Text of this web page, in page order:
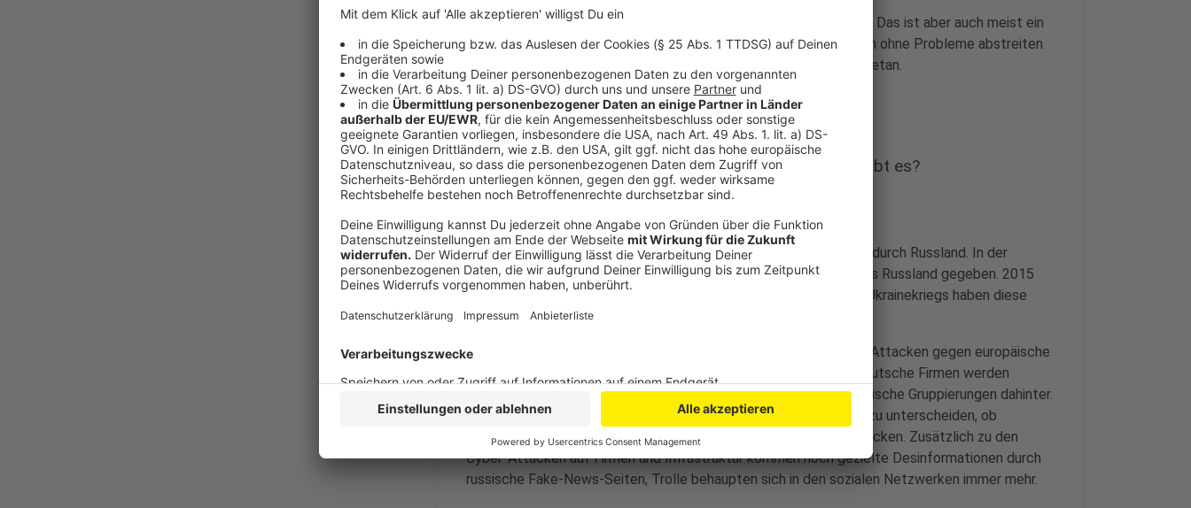
Aber: Noch gibt es keinerlei Belege für eine russische Beteiligung. Das ist aber auch meist ein
zentraler Bestandteil hybrider Kriegsführung - das man sie nämlich ohne Probleme abstreiten
kann. Das hat Russland ja im Fall der Pipeline-Anschläge bereits getan.
Anzeige
Welche weiteren Beispiele für hybride Kriegsführung gibt es?
Anzeige
Jüngstes Beispiel ist natürlich die Drosselung der Gasversorgung durch Russland. In der
Vergangenheit hat es aber auch immer wieder Cyber-Attacken aus Russland gegeben. 2015
gab es die größte auf den Server im Bundestag. Seit Beginn des Ukrainekriegs haben diese
Attacken im Netz deutlich zugenommen.
Allein seit April 2022 hat es laut "Handelsblatt" mindestens zehn Attacken gegen europäische
Energieunternehmen gegeben, darunter sechs deutsche. Auch deutsche Firmen werden
zunehmend attackiert. Fast immer stecken russische oder chinesische Gruppierungen dahinter.
Und die Sicherheitsbehörden haben zunehmend Schwierigkeiten, zu unterscheiden, ob
kriminelle Banden oder staatlich gesteuerte Gruppen dahinter stecken. Zusätzlich zu den
Cyber-Attacken auf Firmen und Infrastruktur kommen noch gezielte Desinformationen durch
russische Fake-News-Seiten, Trolle behaupten sich in den sozialen Netzwerken immer mehr.